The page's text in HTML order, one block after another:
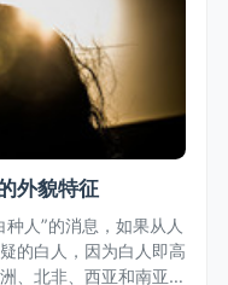
外貌特征
种人”的消息，如果从人
的白人，因为白人即高
、北非、西亚和南亚，